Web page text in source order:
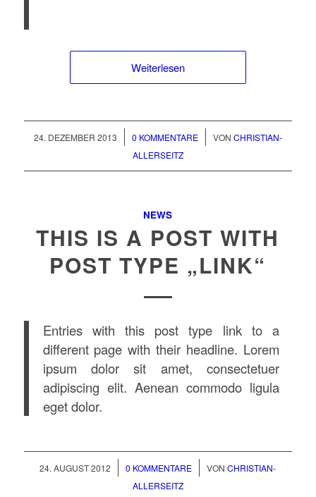
Weiterlesen
24. DEZEMBER 2013
/ 0 KOMMENTARE
/ VON CHRISTIAN-
ALLERSEITZ
NEWS
THIS IS A POST WITH
POST TYPE „LINK“
Entries with this post type link to a
different page with their headline. Lorem
ipsum dolor sit amet, consectetuer
adipiscing elit. Aenean commodo ligula
eget dolor.
24. AUGUST 2012
/ 0 KOMMENTARE
/ VONCHRISTIAN-
ALLERSEITZ